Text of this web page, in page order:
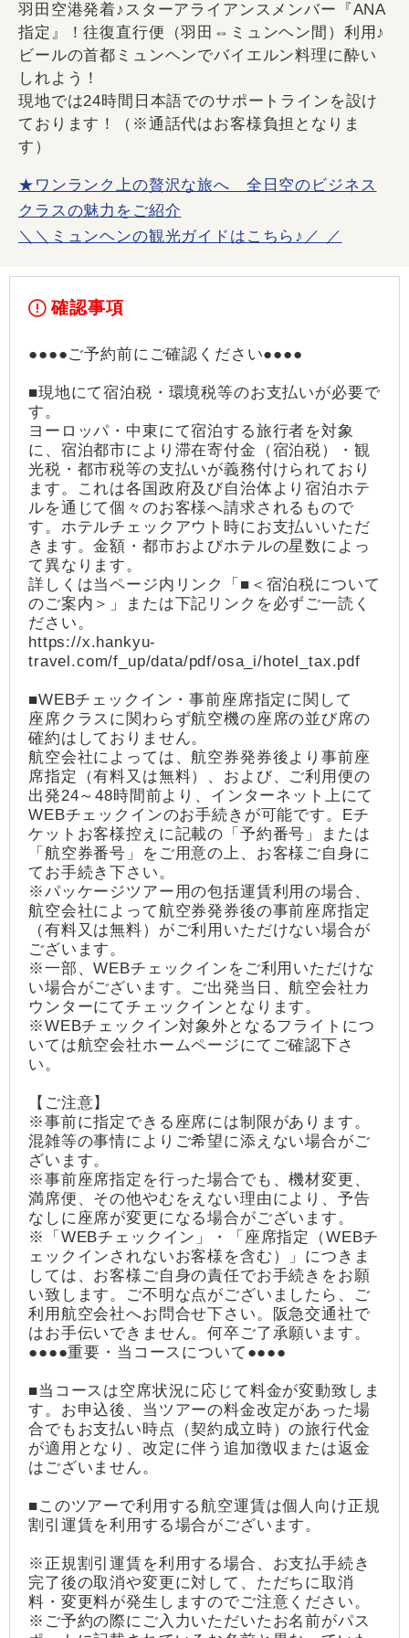
羽田空港発着♪スターアライアンスメンバー『ANA
指定』！往復直行便（羽田⇔ミュンヘン間）利用♪
ビールの首都ミュンヘンでバイエルン料理に酔い
しれよう！
現地では24時間日本語でのサポートラインを設け
ております！（※通話代はお客様負担となりま
す）
★ワンランク上の贅沢な旅へ 全日空のビジネス
クラスの魅力をご紹介
＼＼ミュンヘンの観光ガイドはこちら♪／ ／
確認事項
●●●●ご予約前にご確認ください●●●●
■現地にて宿泊税・環境税等のお支払いが必要で
す。
ヨーロッパ・中東にて宿泊する旅行者を対象
に、宿泊都市により滞在寄付金（宿泊税）・観
光税・都市税等の支払いが義務付けられており
ます。これは各国政府及び自治体より宿泊ホテ
ルを通じて個々のお客様へ請求されるもので
す。ホテルチェックアウト時にお支払いいただ
きます。金額・都市およびホテルの星数によっ
て異なります。
詳しくは当ページ内リンク「■＜宿泊税について
のご案内＞」または下記リンクを必ずご一読く
ださい。
https://x.hankyu-
travel.com/f_up/data/pdf/osa_i/hotel_tax.pdf
■WEBチェックイン・事前座席指定に関して
座席クラスに関わらず航空機の座席の並び席の
確約はしておりません。
航空会社によっては、航空券発券後より事前座
席指定（有料又は無料）、および、ご利用便の
出発24～48時間前より、インターネット上にて
WEBチェックインのお手続きが可能です。Eチ
ケットお客様控えに記載の「予約番号」または
「航空券番号」をご用意の上、お客様ご自身に
てお手続き下さい。
※パッケージツアー用の包括運賃利用の場合、
航空会社によって航空券発券後の事前座席指定
（有料又は無料）がご利用いただけない場合が
ございます。
※一部、WEBチェックインをご利用いただけな
い場合がございます。ご出発当日、航空会社カ
ウンターにてチェックインとなります。
※WEBチェックイン対象外となるフライトにつ
いては航空会社ホームページにてご確認下さ
い。
【ご注意】
※事前に指定できる座席には制限があります。
混雑等の事情によりご希望に添えない場合がご
ざいます。
※事前座席指定を行った場合でも、機材変更、
満席便、その他やむをえない理由により、予告
なしに座席が変更になる場合がございます。
※「WEBチェックイン」・「座席指定（WEBチ
ェックインされないお客様を含む）」につきま
しては、お客様ご自身の責任でお手続きをお願
い致します。ご不明な点がございましたら、ご
利用航空会社へお問合せ下さい。阪急交通社で
はお手伝いできません。何卒ご了承願います。
●●●●重要・当コースについて●●●●
■当コースは空席状況に応じて料金が変動致しま
す。お申込後、当ツアーの料金改定があった場
合でもお支払い時点（契約成立時）の旅行代金
が適用となり、改定に伴う追加徴収または返金
はございません。
■このツアーで利用する航空運賃は個人向け正規
割引運賃を利用する場合がございます。
※正規割引運賃を利用する場合、お支払手続き
完了後の取消や変更に対して、ただちに取消
料・変更料が発生しますのでご注意ください。
※ご予約の際にご入力いただいたお名前がパス